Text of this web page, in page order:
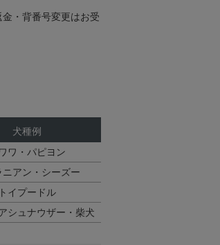
・背番号変更はお受
犬種例
ワ・パピヨン
ニアン・シーズー
トイプードル
シュナウザー・柴犬